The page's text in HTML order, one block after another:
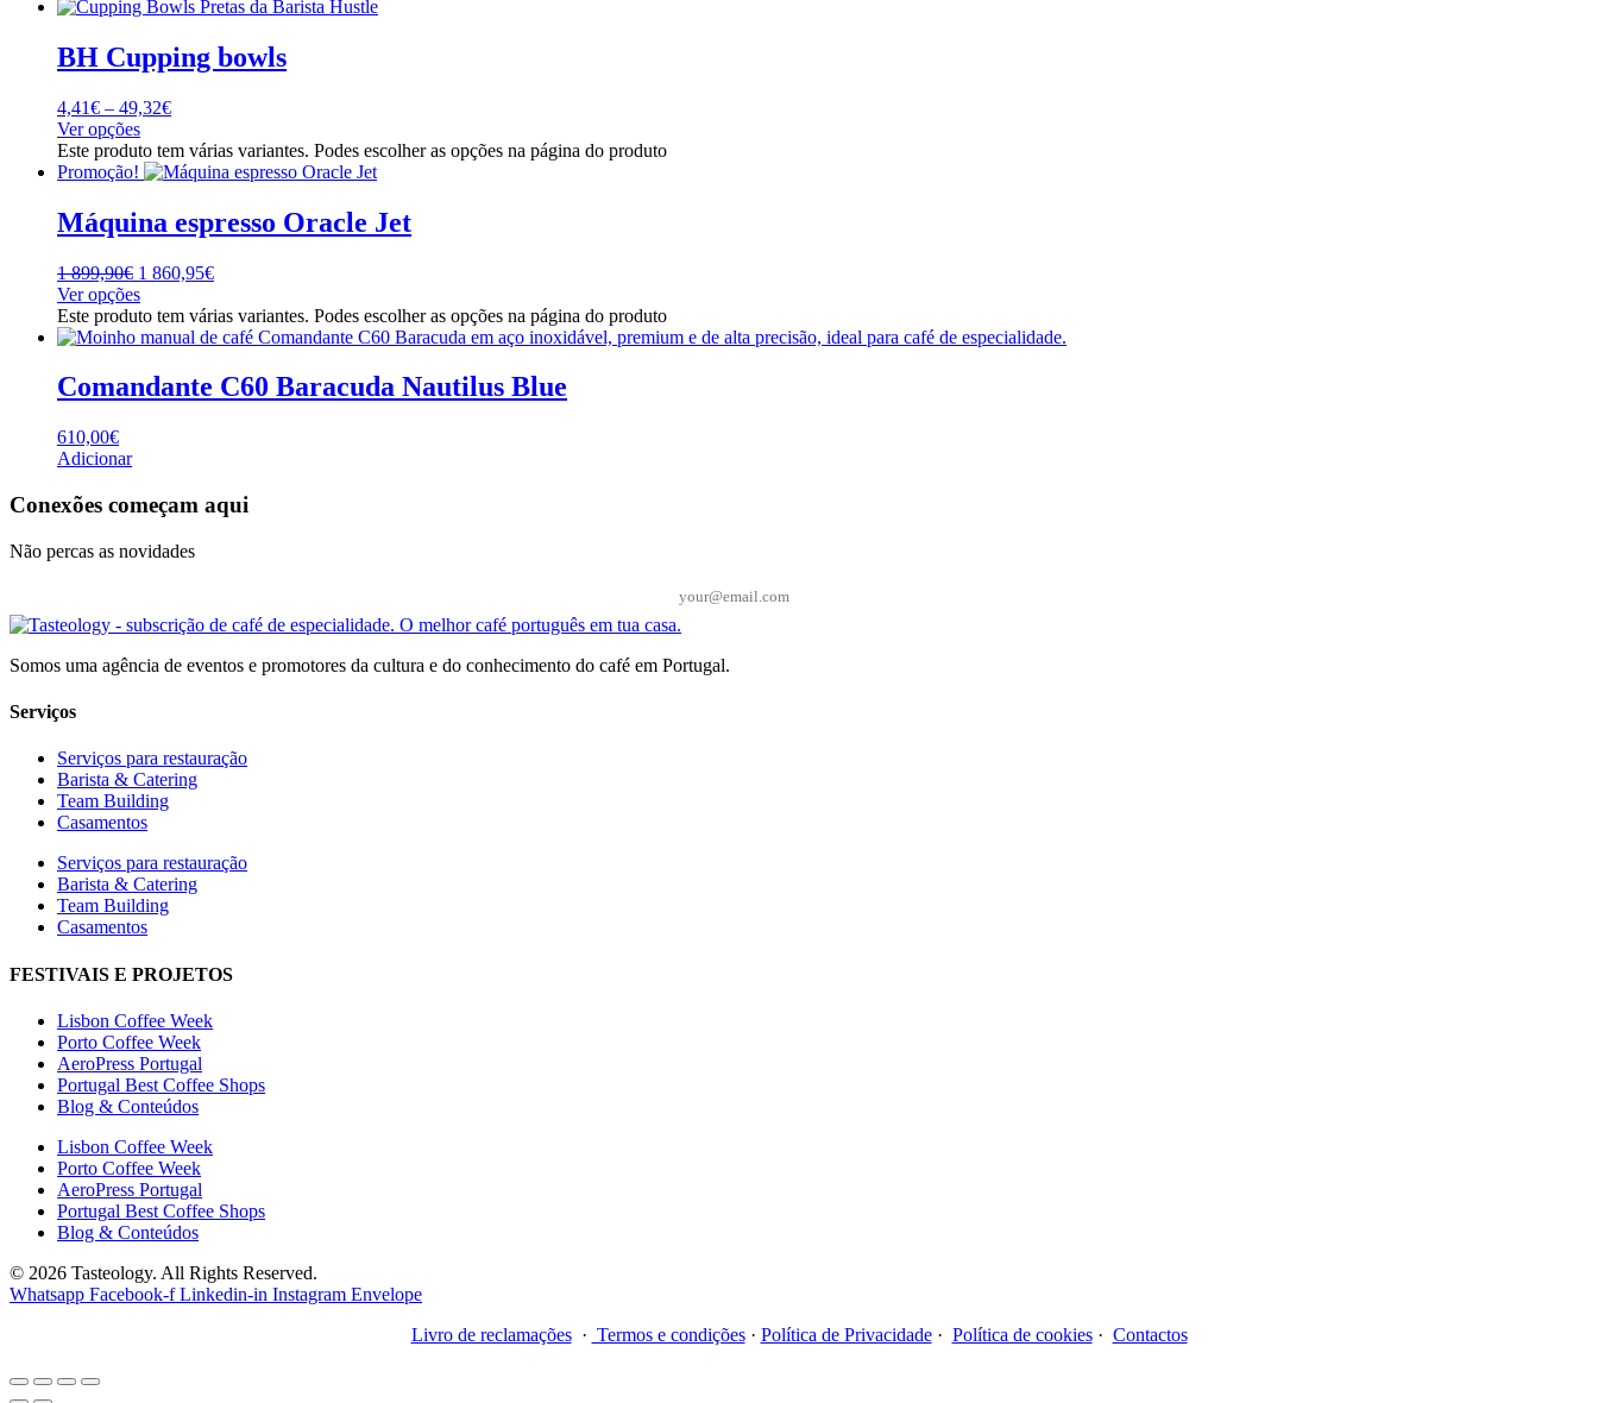
BH Cupping bowls
4,41€ – 49,32€
Ver opções
Este produto tem várias variantes. Podes escolher as opções na página do produto
Promoção!
Máquina espresso Oracle Jet
1 899,90€ 1 860,95€
Ver opções
Este produto tem várias variantes. Podes escolher as opções na página do produto
Comandante C60 Baracuda Nautilus Blue
610,00€
Adicionar
Conexões começam aqui
Não percas as novidades
Somos uma agência de eventos e promotores da cultura e do conhecimento do café em Portugal.
Serviços
Serviços para restauração
Barista & Catering
Team Building
Casamentos
Serviços para restauração
Barista & Catering
Team Building
Casamentos
FESTIVAIS E PROJETOS
Lisbon Coffee Week
Porto Coffee Week
AeroPress Portugal
Portugal Best Coffee Shops
Blog & Conteúdos
Lisbon Coffee Week
Porto Coffee Week
AeroPress Portugal
Portugal Best Coffee Shops
Blog & Conteúdos
© 2026 Tasteology. All Rights Reserved.
Whatsapp Facebook-f Linkedin-in Instagram Envelope
Livro de reclamações· Termos e condições· Política de Privacidade· Política de cookies· Contactos